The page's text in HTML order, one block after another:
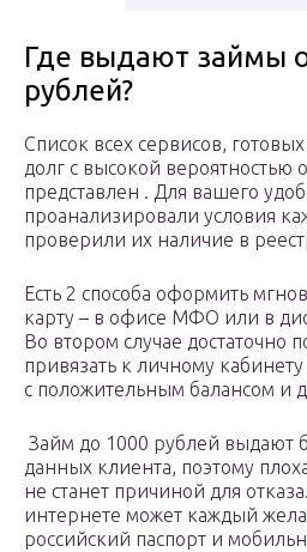
Где выдают займы
рублей?
Список всех сервисов,
долг с высокой вероятностью
представлен . Для вашего
проанализировали условия
проверили их наличие в
Есть 2 способа оформить
карту – в офисе МФО или в
Во втором случае достаточно
привязать к личному
с положительным балансом и
Займ до 1000 рублей выдают
данных клиента, поэтому
не станет причиной для
интернете может каждый
российский паспорт и